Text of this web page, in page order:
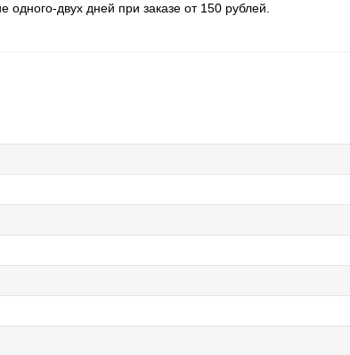
двух дней при заказе от 150 рублей.